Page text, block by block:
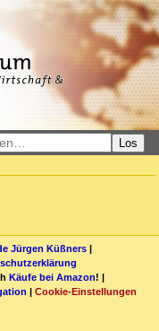
Los
Jürgen Küßners |
Käufe bei Amazon! |
| Cookie-Einstellungen